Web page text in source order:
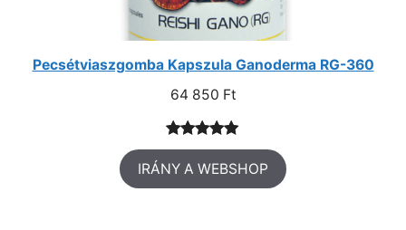
Pecsétviaszgomba Kapszula Ganoderma RG-360
64 850 Ft
Értékelés
5.00az 5-
ből,
1
IRÁNY A WEBSHOP